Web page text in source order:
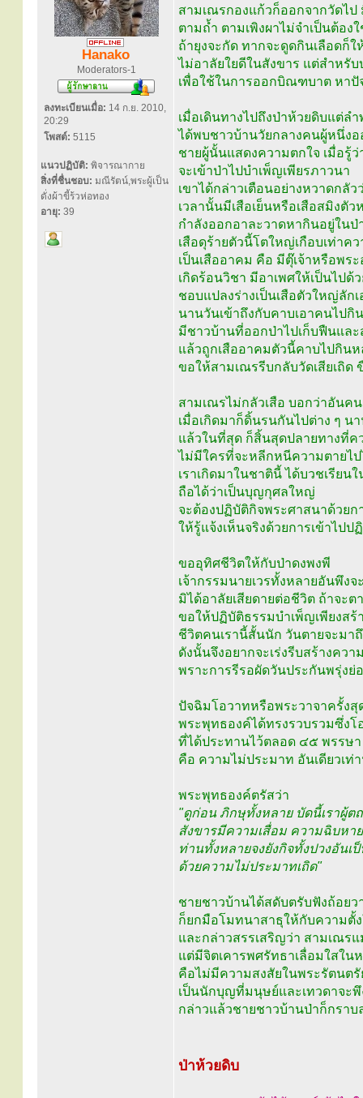
Hanako
Moderators-1
ลงทะเบียนเมื่อ: 14 ก.ย. 2010,
20:29
โพสต์: 5115
แนวปฏิบัติ: พิจารณากาย
สิ่งที่ชื่นชอบ: มณีรัตน์,พระผู้เป็น
ดั่งผ้าขี้ร้วห่อทอง
อายุ: 39
สามเณรกองแก้วก็ออกจากวัดไป
ตามถ้ำ ตามเพิงผาไม่จำเป็นต้อง
ถ้ายุงจะกัด ทากจะดูดกินเลือดก็
ไม่อาลัยใยดีในสังขาร แต่สำหรั
เพื่อใช้ในการออกบิณฑบาต หาปั
เมื่อเดินทางไปถึงป่าห้วยดิบแต่ลำ
ได้พบชาวบ้านวัยกลางคนผู้หนึ่ง
ชายผู้นั้นแสดงความตกใจ เมื่อรู้
จะเข้าป่าไปบำเพ็ญเพียรภาวนา
เขาได้กล่าวเตือนอย่างหวาดกลัว
เวลานั้นมีเสือเย็นหรือเสือสมิงตัว
กำลังออกอาละวาดหากินอยู่ในป่
เสือดุร้ายตัวนี้โตใหญ่เกือบเท่าค
เป็นเสืออาคม คือ มีตุ๊เจ้าหรือพร
เกิดร้อนวิชา มีอาเพศให้เป็นไปด้
ชอบแปลงร่างเป็นเสือตัวใหญ่ลัก
นานวันเข้าถึงกับคาบเอาคนไปกิน
มีชาวบ้านที่ออกป่าไปเก็บฟืนแล
แล้วถูกเสืออาคมตัวนี้คาบไปกินห
ขอให้สามเณรรีบกลับวัดเสียเถิด
สามเณรไม่กลัวเสือ บอกว่าอันค
เมื่อเกิดมาก็ดิ้นรนกันไปต่าง ๆ น
แล้วในที่สุด ก็สิ้นสุดปลายทางที่
ไม่มีใครที่จะหลีกหนีความตายไ
เราเกิดมาในชาตินี้ ได้บวชเรียน
ถือได้ว่าเป็นบุญกุศลใหญ่
จะต้องปฏิบัติกิจพระศาสนาด้วย
ให้รู้แจ้งเห็นจริงด้วยการเข้าไป
ขออุทิศชีวิตให้กับป่าดงพงพี
เจ้ากรรมนายเวรทั้งหลายอันพึงจ
มิได้อาลัยเสียดายต่อชีวิต ถ้าจะต
ขอให้ปฏิบัติธรรมบำเพ็ญเพียงสร้
ชีวิตคนเรานี้สั้นนัก วันตายจะมา
ดังนั้นจึงอยากจะเร่งรีบสร้างคว
พราะการรีรอผัดวันประกันพรุ่งย่
ปัจฉิมโอวาทหรือพระวาจาครั้งสุ
พระพุทธองค์ได้ทรงรวบรวมซึ่งโ
ที่ได้ประทานไว้ตลอด ๔๕ พรรษ
คือ ความไม่ประมาท อันเดียวเท่
พระพุทธองค์ตรัสว่า
"ดูก่อน ภิกษุทั้งหลาย บัดนี้เราผู้ต
สังขารมีความเสื่อม ความฉิบหา
ท่านทั้งหลายจงยังกิจทั้งปวงอัน
ด้วยความไม่ประมาทเถิด"
ชายชาวบ้านได้สดับตรับฟังถ้อย
ก็ยกมือโมทนาสาธุให้กับความตั้
และกล่าวสรรเสริญว่า สามเณร
แต่มีจิตเคารพศรัทธาเลื่อมใสใน
คือไม่มีความสงสัยในพระรัตนต
เป็นนักบุญที่มนุษย์และเทวดาจะพึ
กล่าวแล้วชายชาวบ้านป่าก็กราบ
ป่าห้วยดิบ